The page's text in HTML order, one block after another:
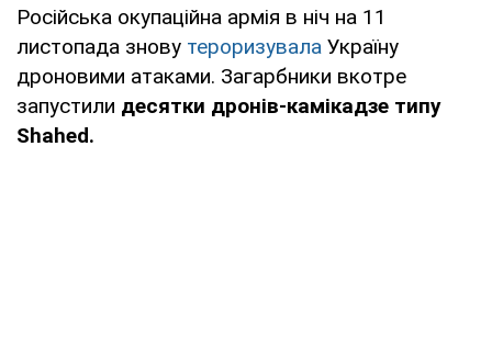
Російська окупаційна армія в ніч на 11
листопада знову тероризувала Україну
дроновими атаками. Загарбники вкотре
запустили десятки дронів-камікадзе типу
Shahed.